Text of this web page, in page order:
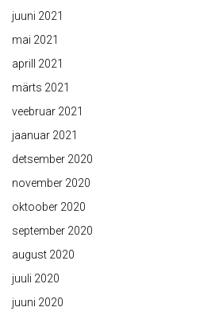
juuni 2021
mai 2021
aprill 2021
märts 2021
veebruar 2021
jaanuar 2021
detsember 2020
november 2020
oktoober 2020
september 2020
august 2020
juuli 2020
juuni 2020